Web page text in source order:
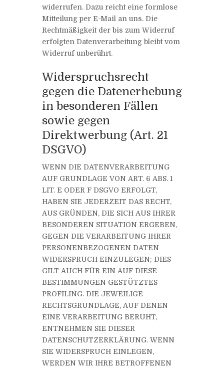
widerrufen. Dazu reicht eine formlose
Mitteilung per E-Mail an uns. Die
Rechtmäßigkeit der bis zum Widerruf
erfolgten Datenverarbeitung bleibt vom
Widerruf unberührt.
Widerspruchsrecht
gegen die Datenerhebung
in besonderen Fällen
sowie gegen
Direktwerbung (Art. 21
DSGVO)
WENN DIE DATENVERARBEITUNG
AUF GRUNDLAGE VON ART. 6 ABS. 1
LIT. E ODER F DSGVO ERFOLGT,
HABEN SIE JEDERZEIT DAS RECHT,
AUS GRÜNDEN, DIE SICH AUS IHRER
BESONDEREN SITUATION ERGEBEN,
GEGEN DIE VERARBEITUNG IHRER
PERSONENBEZOGENEN DATEN
WIDERSPRUCH EINZULEGEN; DIES
GILT AUCH FÜR EIN AUF DIESE
BESTIMMUNGEN GESTÜTZTES
PROFILING. DIE JEWEILIGE
RECHTSGRUNDLAGE, AUF DENEN
EINE VERARBEITUNG BERUHT,
ENTNEHMEN SIE DIESER
DATENSCHUTZERKLÄRUNG. WENN
SIE WIDERSPRUCH EINLEGEN,
WERDEN WIR IHRE BETROFFENEN